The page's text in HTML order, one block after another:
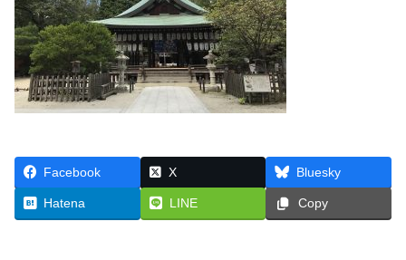
Facebook X Bluesky
Hatena LINE Copy